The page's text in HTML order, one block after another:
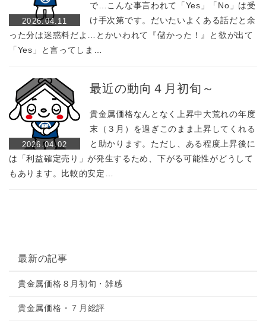
2026.04.11
で…こんな事言われて「Yes」「No」は受
け手次第です。だいたいよくある話だと余
った分は迷惑料だよ…とかいわれて『儲かった！』と欲が出て
「Yes」と言ってしま…
2026.04.02
最近の動向４月初旬～
貴金属価格なんとなく上昇中大荒れの年度
末（３月）を過ぎこのまま上昇してくれる
と助かります。ただし、ある程度上昇後に
は「利益確定売り」が発生するため、下がる可能性がどうして
もあります。比較的安定…
最新の記事
貴金属価格８月初旬・雑感
貴金属価格・７月総評